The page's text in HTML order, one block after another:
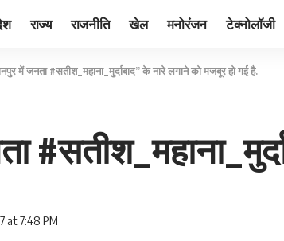
राज्य राजनीति खेल मनोरंजन टेक्नोलॉजी
में जनता #सतीश_महाना_मुर्दाबाद” के नारे लगाने को मजबूर हो गई है.
at 7:48 PM